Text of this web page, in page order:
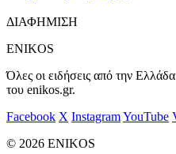
ΔΙΑΦΗΜΙΣΗ
ENIKOS
Όλες οι ειδήσεις από την
του enikos.gr.
Facebook X InstagramYouTube
© 2026 ENIKOS